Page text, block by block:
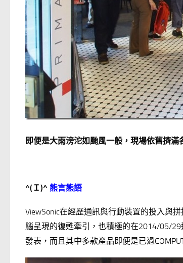
即便是大雨滂沱如颱風一般，現場依舊擠滿
^( Ｉ)^ 熊言熊語
ViewSonic在經歷通訊與行動裝置的投入與
腦呈現的復甦牽引，也積極的在2014/05/
發表，而且其中多款產品即便是已過